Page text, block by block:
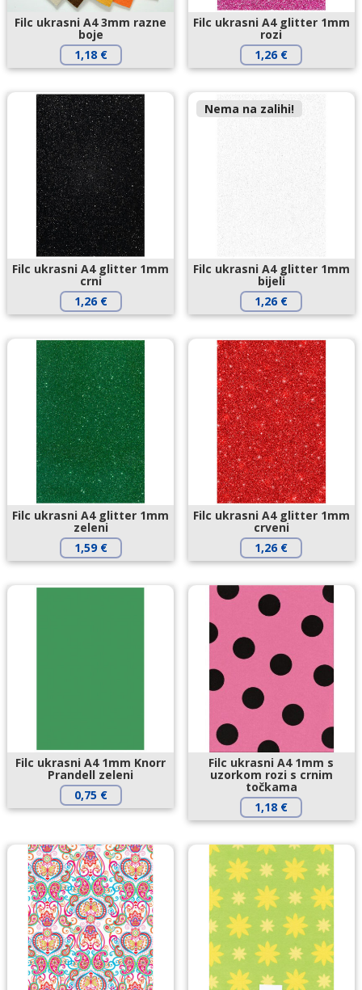
Filc ukrasni A4 3mm razne
boje
1,18 €
Filc ukrasni A4 glitter 1mm
rozi
1,26 €
Filc ukrasni A4 glitter 1mm
crni
1,26 €
Nema na zalihi!
Filc ukrasni A4 glitter 1mm
bijeli
1,26 €
Filc ukrasni A4 glitter 1mm
zeleni
1,59 €
Filc ukrasni A4 glitter 1mm
crveni
1,26 €
Filc ukrasni A4 1mm Knorr
Prandell zeleni
0,75 €
Filc ukrasni A4 1mm s
uzorkom rozi s crnim
točkama
1,18 €